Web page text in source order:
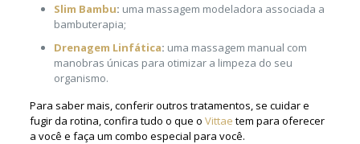
Slim Bambu: uma massagem modeladora associada a
bambuterapia;
Drenagem Linfática: uma massagem manual com
manobras únicas para otimizar a limpeza do seu
organismo.
Para saber mais, conferir outros tratamentos, se cuidar e
fugir da rotina, confira tudo o que o Vittae tem para oferecer
a você e faça um combo especial para você.